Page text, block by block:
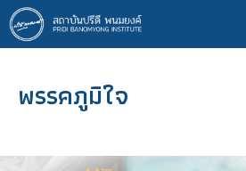
ข้าม
ไป
ยัง
หลักพรรคภูมิใจ